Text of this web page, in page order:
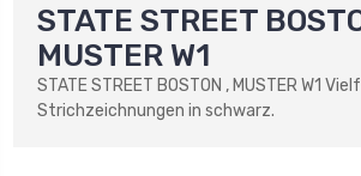
STATE STREET
MUSTER W1
STATE STREET BOSTON , MUSTER W1
Strichzeichnungen in schwarz.